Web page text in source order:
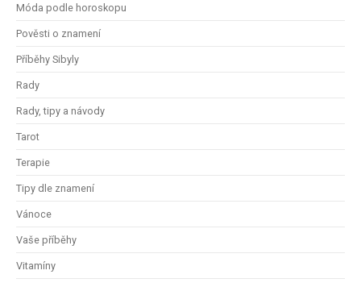
Móda podle horoskopu
Pověsti o znamení
Příběhy Sibyly
Rady
Rady, tipy a návody
Tarot
Terapie
Tipy dle znamení
Vánoce
Vaše příběhy
Vitamíny